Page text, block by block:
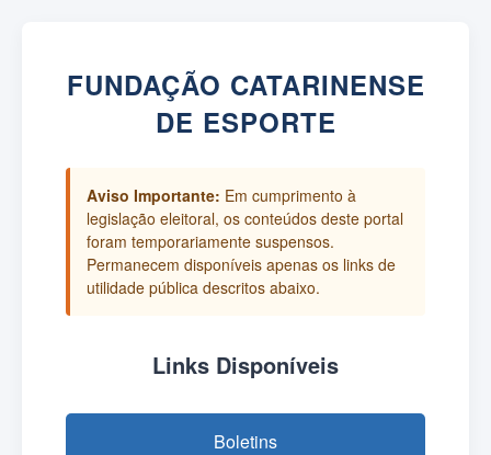
FUNDAÇÃO CATARINENSE
DE ESPORTE
Aviso Importante: Em cumprimento à
legislação eleitoral, os conteúdos deste portal
foram temporariamente suspensos.
Permanecem disponíveis apenas os links de
utilidade pública descritos abaixo.
Links Disponíveis
Boletins